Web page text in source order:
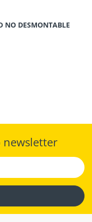
NO DESMONTABLE
newsletter